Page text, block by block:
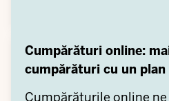
Cumpărături online:
cumpărături cu un plan
Cumpărăturile online